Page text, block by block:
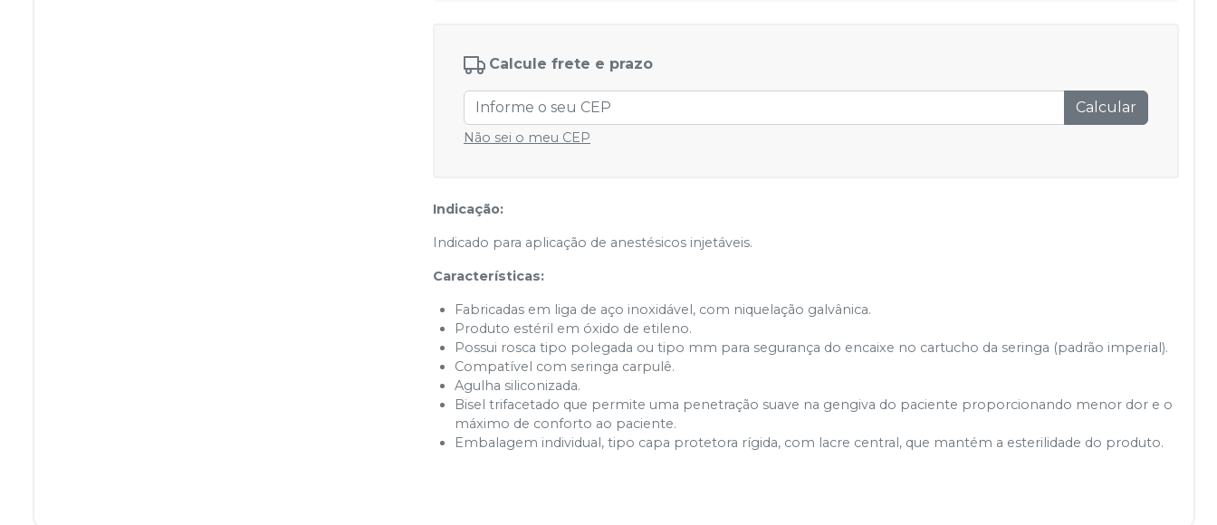
Calcule frete e prazo
Calcular
Não sei o meu CEP
Indicação:
Indicado para aplicação de anestésicos injetáveis.
Características:
Fabricadas em liga de aço inoxidável, com niquelação galvânica.
Produto estéril em óxido de etileno.
Possui rosca tipo polegada ou tipo mm para segurança do encaixe no cartucho da seringa (padrão imperial).
Compatível com seringa carpulê.
Agulha siliconizada.
Bisel trifacetado que permite uma penetração suave na gengiva do paciente proporcionando menor dor e o
máximo de conforto ao paciente.
Embalagem individual, tipo capa protetora rígida, com lacre central, que mantém a esterilidade do produto.